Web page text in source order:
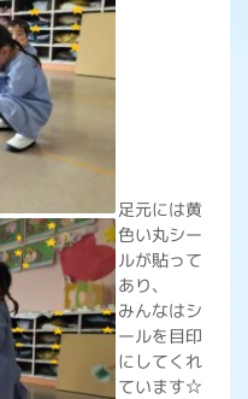
足元には黄
色い丸シー
ルが貼って
あり、
みんなはシ
ールを目印
にしてくれ
ています☆